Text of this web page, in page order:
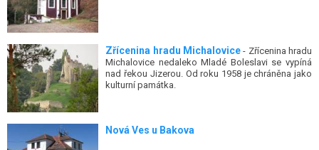
Zřícenina hradu Michalovice - Zřícenina hradu
Michalovice nedaleko Mladé Boleslavi se vypíná
nad řekou Jizerou. Od roku 1958 je chráněna jako
kulturní památka.
Nová Ves u Bakova